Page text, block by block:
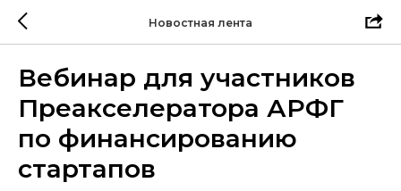
Новостная лента
Вебинар для участников
Преакселератора АРФГ
по финансированию
стартапов